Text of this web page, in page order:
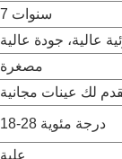
7 سنوات
عالية، جودة عالية
مصغرة
لك عينات مجانية
18-28 درجة مئوية
علبة